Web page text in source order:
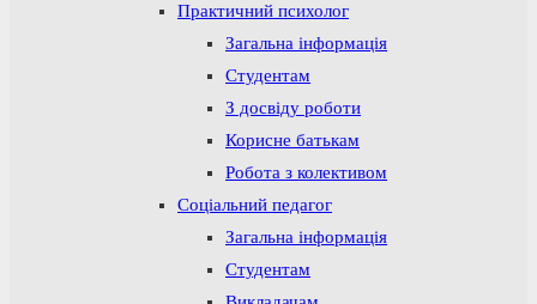
Практичний психолог
Загальна інформація
Студентам
З досвіду роботи
Корисне батькам
Робота з колективом
Соціальний педагог
Загальна інформація
Студентам